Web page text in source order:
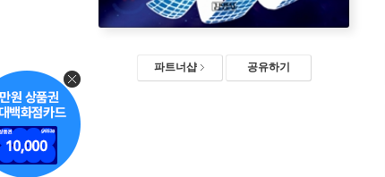
파트너샵 공유하기